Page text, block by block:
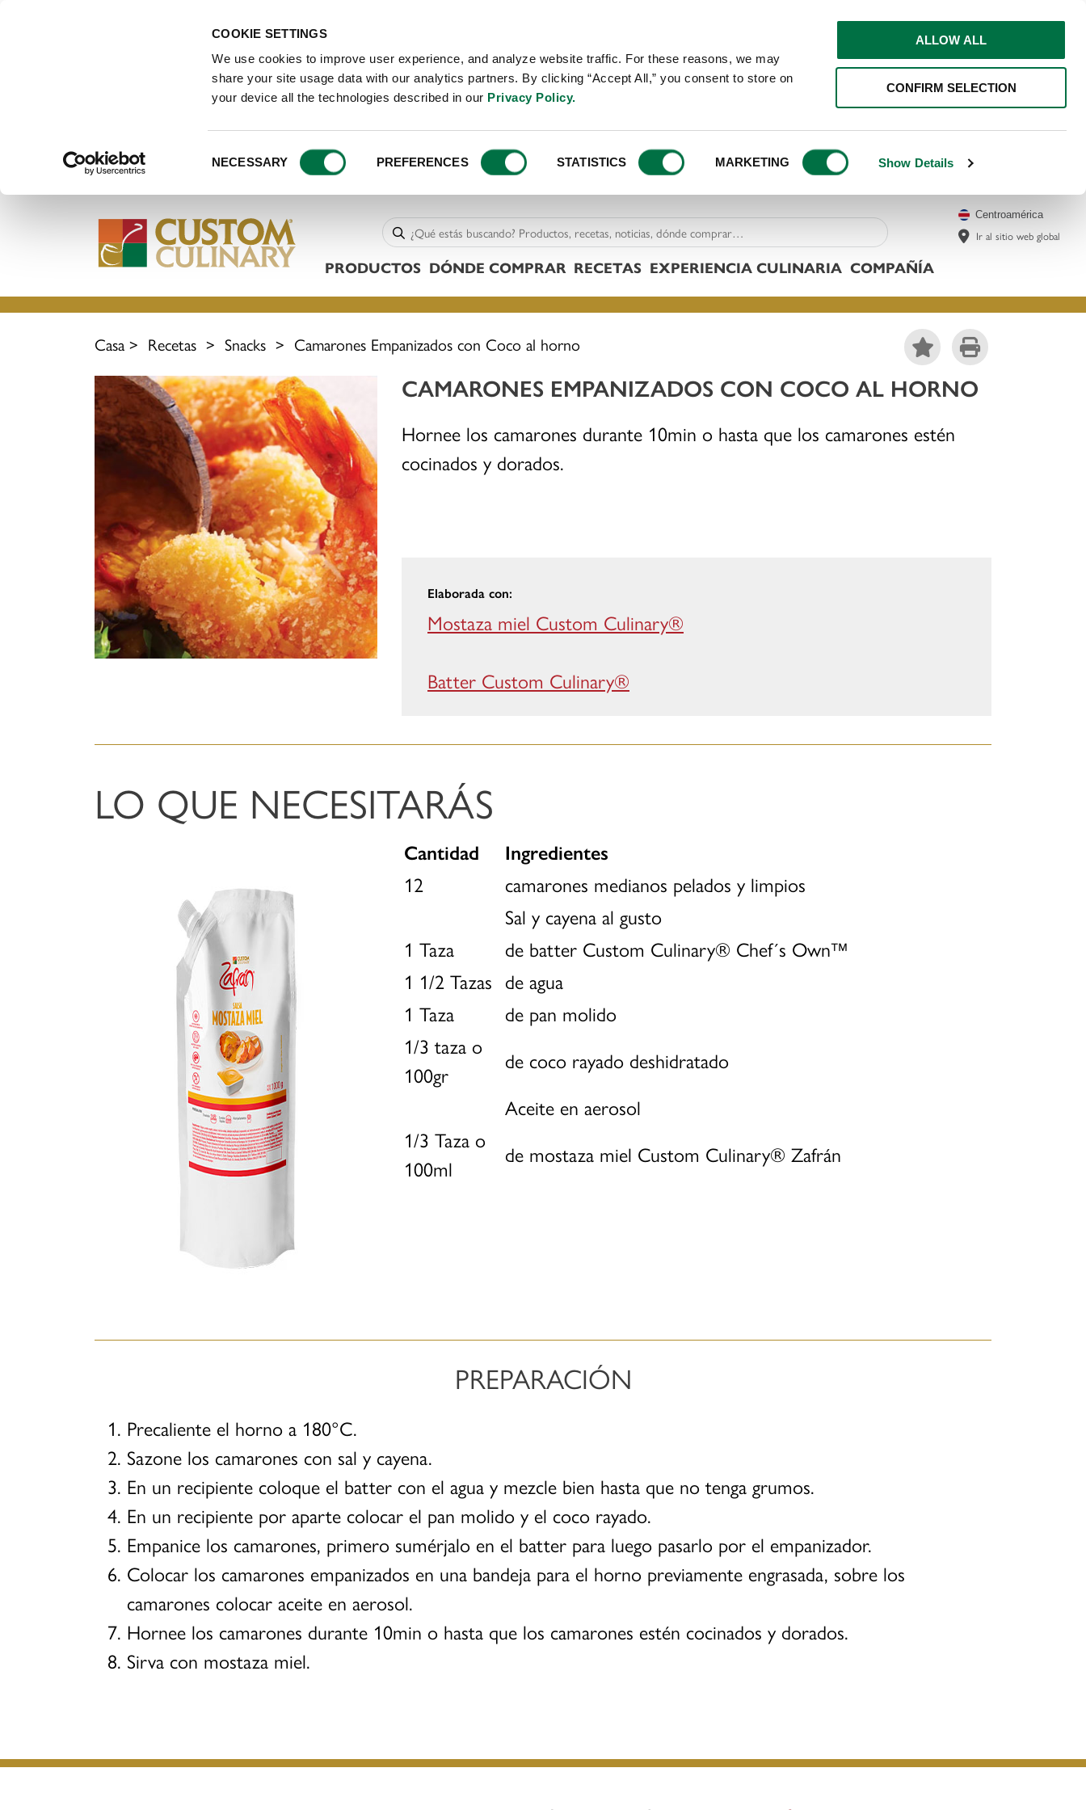
COOKIE SETTINGS
We use cookies to improve user experience, and analyze website traffic. For these reasons, we may
share your site usage data with our analytics partners. By clicking “Accept All,” you consent to store on
your device all the technologies described in our Privacy Policy.
Selection
NECESSARY PREFERENCES STATISTICS MARKETING Show Details
ALLOW ALL
CONFIRM SELECTION
Centroamérica
Ir al sitio web global
PRODUCTOS DÓNDE COMPRAR RECETAS EXPERIENCIA CULINARIA COMPAÑÍA
Casa> Recetas > Snacks > Camarones Empanizados con Coco al horno
CAMARONES EMPANIZADOS CON COCO AL HORNO
Hornee los camarones durante 10min o hasta que los camarones estén
cocinados y dorados.
Elaborada con:
Mostaza miel Custom Culinary®
Batter Custom Culinary®
LO QUE NECESITARÁS
Cantidad
Ingredientes
12
camarones medianos pelados y limpios
Sal y cayena al gusto
1 Taza
de batter Custom Culinary® Chef´s Own™
1 1/2 Tazas de agua
1 Taza
de pan molido
1/3 taza o
100gr
de coco rayado deshidratado
Aceite en aerosol
1/3 Taza o
100ml
de mostaza miel Custom Culinary® Zafrán
PREPARACIÓN
Precaliente el horno a 180°C.
Sazone los camarones con sal y cayena.
En un recipiente coloque el batter con el agua y mezcle bien hasta que no tenga grumos.
En un recipiente por aparte colocar el pan molido y el coco rayado.
Empanice los camarones, primero sumérjalo en el batter para luego pasarlo por el empanizador.
Colocar los camarones empanizados en una bandeja para el horno previamente engrasada, sobre los
camarones colocar aceite en aerosol.
Hornee los camarones durante 10min o hasta que los camarones estén cocinados y dorados.
Sirva con mostaza miel.